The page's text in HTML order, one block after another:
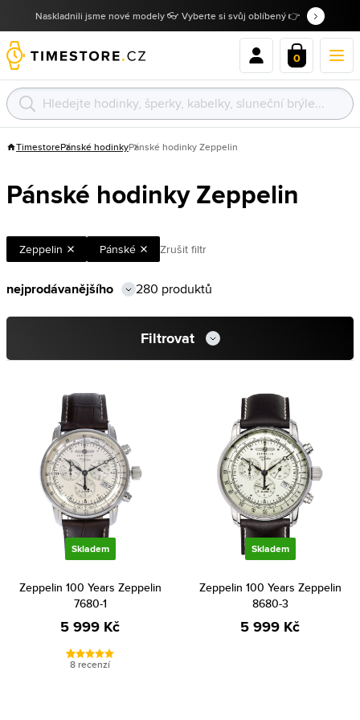
Naskladnili jsme nové modely 👓 Vyberte si svůj oblíbený 👉
0
TimestorePánské hodinkyPánské hodinky Zeppelin
Pánské hodinky Zeppelin
Zeppelin Pánské Zrušit filtr
280 produktů
Filtrovat
Skladem
Zeppelin 100 Years Zeppelin
7680-1
5 999 Kč
8 recenzí
Skladem
Zeppelin 100 Years Zeppelin
8680-3
5 999 Kč